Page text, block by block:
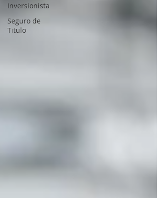
Inversionista
Seguro de
Titulo